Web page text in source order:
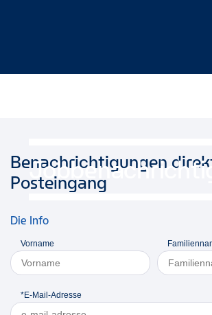
Benachrichtigungen
Posteingang
Die Info
Vorname
*E-Mail-Adresse